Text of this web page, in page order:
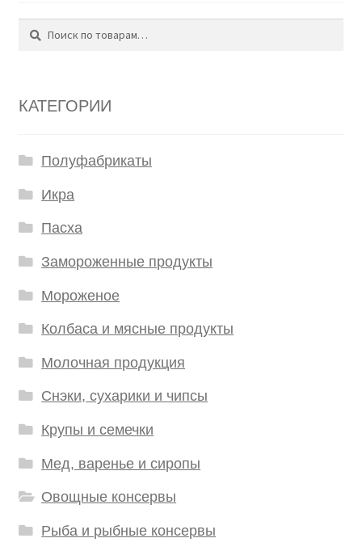
Искать:
Поиск
КАТЕГОРИИ
Полуфабрикаты
Икра
Пасха
Замороженные продукты
Мороженое
Колбаса и мясные продукты
Молочная продукция
Снэки, сухарики и чипсы
Крупы и семечки
Мед, варенье и сиропы
Овощные консервы
Рыба и рыбные консервы